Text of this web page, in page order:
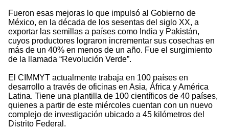
Fueron esas mejoras lo que impulsó al Gobierno de
México, en la década de los sesentas del siglo XX, a
exportar las semillas a países como India y Pakistán,
cuyos productores lograron incrementar sus cosechas en
más de un 40% en menos de un año. Fue el surgimiento
de la llamada “Revolución Verde”.
El CIMMYT actualmente trabaja en 100 países en
desarrollo a través de oficinas en Asia, África y América
Latina. Tiene una plantilla de 100 científicos de 40 países,
quienes a partir de este miércoles cuentan con un nuevo
complejo de investigación ubicado a 45 kilómetros del
Distrito Federal.